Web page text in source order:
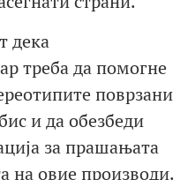
дека
треба да помогне
поврзани
и да обезбеди
за прашањата
на овие производи.